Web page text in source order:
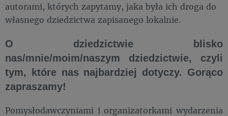
autorami, których zapytamy, jaka była ich droga do
własnego dziedzictwa zapisanego lokalnie.
O dziedzictwie blisko
nas/mnie/moim/naszym dziedzictwie, czyli
tym, które nas najbardziej dotyczy. Gorąco
zapraszamy!
Pomysłodawczyniami i organizatorkami wydarzenia